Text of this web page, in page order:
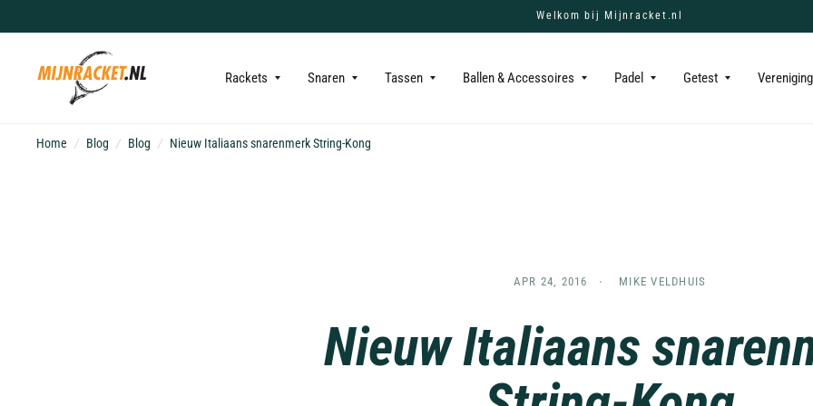
Welkom bij Mijnracket.nl
Rackets Snaren Tassen Ballen & Accessoires Padel Getest
Home / Blog / Blog / Nieuw Italiaans snarenmerk String-Kong
APR 24, 2016 MIKE VELDHUIS
Nieuw Italiaans